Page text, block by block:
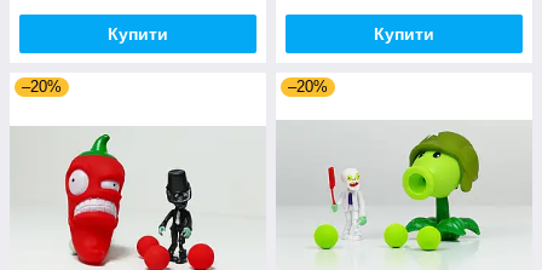
Купити Купити
–20% –20%